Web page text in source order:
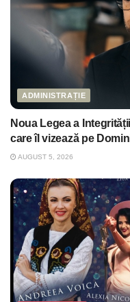
ADMINISTRAȚIE
Noua Legea a
care îl vizează pe
AUGUST 5, 2026